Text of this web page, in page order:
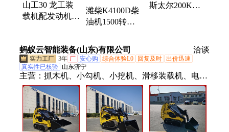
山工30 龙工装
载机配发动机
油机
潍柴K4100D柴
油机1500转
电机 高压清泵
动力足
斯太尔200KW
蚂蚁云智能装备(山东)有限公司 洽谈
3年 厂 安心购 综合体验L0 回复及时 出价迅速
真实性已核验 山东济宁
主营： 抓木机、小勾机、小挖机、滑移装载机、电动
滑移装载机、遥控滑移装载机、翻斗车、小铲车、挖
掘机、小型挖机、智能装备、遥控系统、电动搬运
车、电动挖掘机、小型电动挖掘机、遥控挖掘机、破
拆机器人、遥控电动挖掘机、定制挖掘机、小型柴油